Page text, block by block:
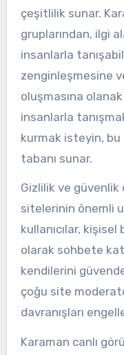
çeşitlilik sunar.
gruplarından, ilgi
insanlarla
zenginleşmesine
oluşmasına
insanlarla
kurmak isteyin, bu
tabanı sunar.
Gizlilik ve
sitelerinin önemli
kullanıcılar,
olarak sohbete
kendilerini
çoğu site
davranışları
Karaman canlı